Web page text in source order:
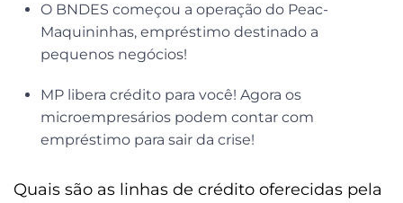
O BNDES começou a operação do Peac-
Maquininhas, empréstimo destinado a
pequenos negócios!
MP libera crédito para você! Agora os
microempresários podem contar com
empréstimo para sair da crise!
Quais são as linhas de crédito oferecidas pela